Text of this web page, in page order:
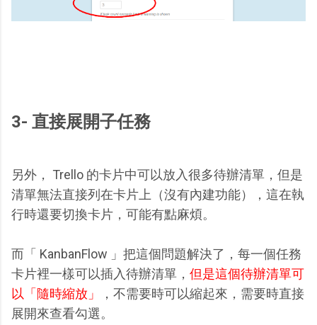
3- 直接展開子任務
另外， Trello 的卡片中可以放入很多待辦清單，但是
清單無法直接列在卡片上（沒有內建功能），這在執
行時還要切換卡片，可能有點麻煩。
而「 KanbanFlow 」把這個問題解決了，每一個任務
卡片裡一樣可以插入待辦清單， 但是這個待辦清單可
以「隨時縮放」
，不需要時可以縮起來，需要時直接
展開來查看勾選。